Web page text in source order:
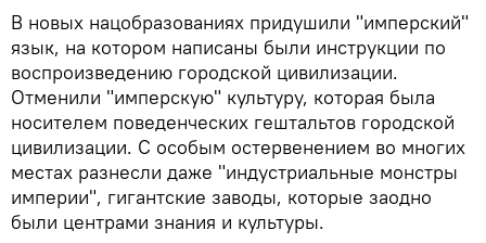
В новых нацобразованиях придушили "имперский"
язык, на котором написаны были инструкции по
воспроизведению городской цивилизации.
Отменили "имперскую" культуру, которая была
носителем поведенческих гештальтов городской
цивилизации. С особым остервенением во многих
местах разнесли даже "индустриальные монстры
империи", гигантские заводы, которые заодно
были центрами знания и культуры.